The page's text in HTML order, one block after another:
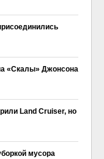
«Скалы» Джонсона
Land Cruiser, но
мусора